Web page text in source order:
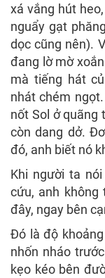
xá vắng hút
nguẩy gạt
dọc cũng nên).
đang lờ mờ
mà tiếng hát
nhát chém
nốt Sol ở quãng
còn dang dở.
đó, anh biết nó
Khi người ta
cứu, anh không
đây, ngay bên
Đó là độ
nhốn nháo
kẹo kéo bên